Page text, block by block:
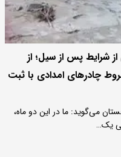
شرایط پس از سیل؛ از
چادرهای امدادی با ثبت
می‌گوید: ما در این دو ماه،
یک…